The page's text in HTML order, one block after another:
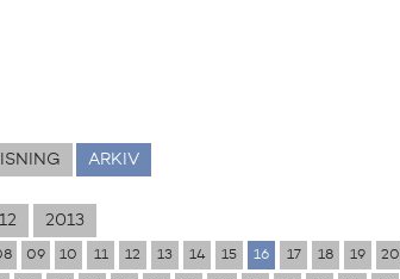
ARKIV
2013
09 10 11 12 13 14 15 16 17 18 19 20